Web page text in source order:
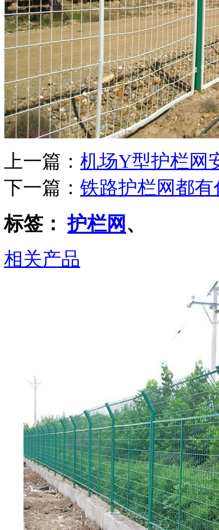
上一篇： 机场Y型护栏网
下一篇： 铁路护栏网都
标签：护栏网 、
相关产品